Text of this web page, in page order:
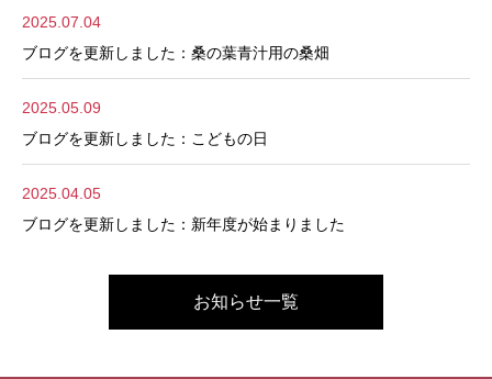
2025.07.04
ブログを更新しました：桑の葉青汁用の桑畑
2025.05.09
ブログを更新しました：こどもの日
2025.04.05
ブログを更新しました：新年度が始まりました
お知らせ一覧